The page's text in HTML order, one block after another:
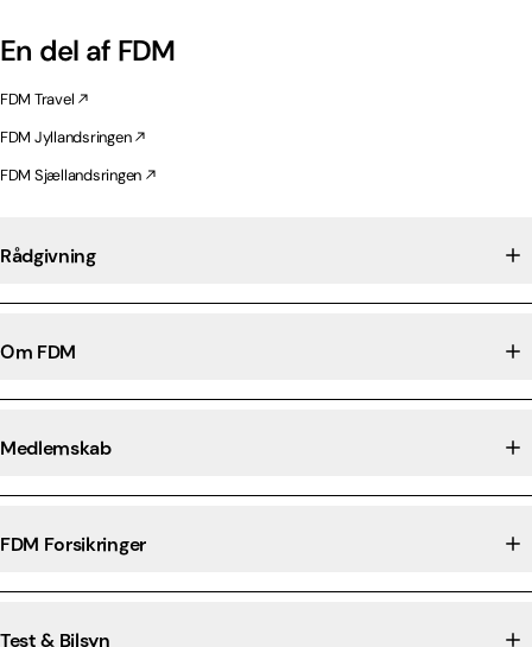
En del af FDM
FDM Travel
FDM Jyllandsringen
FDM Sjællandsringen
Rådgivning
Om FDM
Medlemskab
FDM Forsikringer
Test & Bilsyn